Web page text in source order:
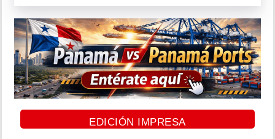
EDICIÓN IMPRESA